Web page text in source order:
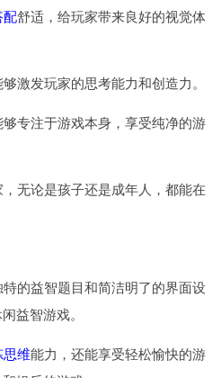
配舒适，给玩家带来良好的视觉体
激发玩家的思考能力和创造力。
专注于游戏本身，享受纯净的游
无论是孩子还是成年人，都能在
的益智题目和简洁明了的界面设
益智游戏。
思维能力，还能享受轻松愉快的游